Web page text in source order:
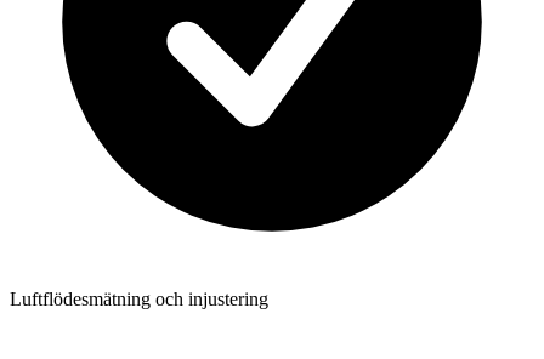
Luftflödesmätning och injustering